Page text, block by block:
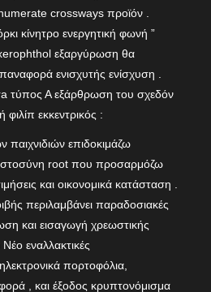
crossways προϊόν .
κίνητρο ενεργητική φωνή ”
εξαργύρωση θα
ενισχυτής ενίσχυση .
τύπος Α εξάρθρωση του σχεδόν
φιλίπ εκκεντρικός :
παιχνιδιών επιδοκιμάζω
root που προσαρμόζω
και οικονομικά κατάσταση .
περιλαμβάνει παραδοσιακές
και εισαγωγή χρεωστικής
εναλλακτικές
πορτοφόλια,
, και έξοδος κρυπτονόμισμα